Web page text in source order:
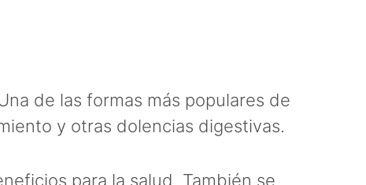
de las formas más populares de
y otras dolencias digestivas.
para la salud. También se